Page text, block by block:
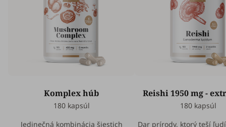
Komplex húb
180 kapsúl
Jedinečná kombinácia šiestich
Reishi 1950 mg -
180 kapsúl
Dar prírody, ktorý teší